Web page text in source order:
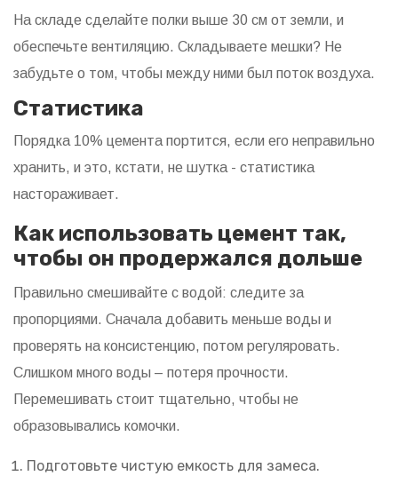
На складе сделайте полки выше 30 см от земли, и
обеспечьте вентиляцию. Складываете мешки? Не
забудьте о том, чтобы между ними был поток воздуха.
Статистика
Порядка 10% цемента портится, если его неправильно
хранить, и это, кстати, не шутка - статистика
настораживает.
Как использовать цемент так,
чтобы он продержался дольше
Правильно смешивайте с водой: следите за
пропорциями. Сначала добавить меньше воды и
проверять на консистенцию, потом регуляровать.
Слишком много воды – потеря прочности.
Перемешивать стоит тщательно, чтобы не
образовывались комочки.
Подготовьте чистую емкость для замеса.